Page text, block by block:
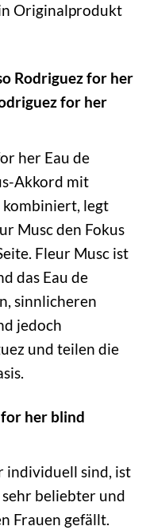
Originalprodukt
Rodriguez for her
for her
her Eau de
Akkord mit
legt
Musc den Fokus
Fleur Musc ist
das Eau de
sinnlicheren
jedoch
und teilen die
her blind
individuell sind, ist
beliebter und
Frauen gefällt.